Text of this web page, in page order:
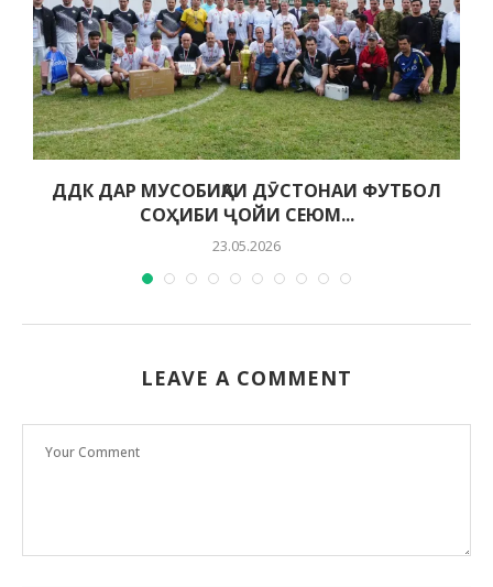
ДДК ДАР МУСОБИҚАИ ДӮСТОНАИ ФУТБОЛ
СОҲИБИ ҶОЙИ СЕЮМ...
23.05.2026
LEAVE A COMMENT